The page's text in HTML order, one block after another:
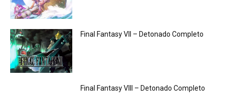
Final Fantasy VII – Detonado Completo
Final Fantasy VIII – Detonado Completo